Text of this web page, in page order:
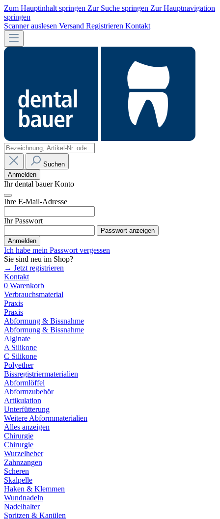
Zum Hauptinhalt springen Zur Suche springen Zur Hauptnavigation
springen
Scanner auslesen Versand Registrieren Kontakt
Suchen
Anmelden
Ihr dental bauer Konto
Ihre E-Mail-Adresse
Ihr Passwort
Passwort anzeigen
Anmelden
Ich habe mein Passwort vergessen
Sie sind neu im Shop?
→ Jetzt registrieren
Kontakt
0 Warenkorb
Verbrauchsmaterial
Praxis
Praxis
Abformung & Bissnahme
Abformung & Bissnahme
Alginate
A Silikone
C Silikone
Polyether
Bissregistriermaterialien
Abformlöffel
Abformzubehör
Artikulation
Unterfütterung
Weitere Abformmaterialien
Alles anzeigen
Chirurgie
Chirurgie
Wurzelheber
Zahnzangen
Scheren
Skalpelle
Haken & Klemmen
Wundnadeln
Nadelhalter
Spritzen & Kanülen